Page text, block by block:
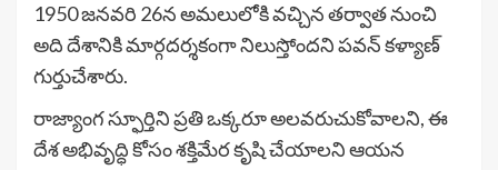
1950 జనవరి 26న అమలులోకి వచ్చిన తర్వాత నుంచి
అది దేశానికి మార్గదర్శకంగా నిలుస్తోందని పవన్ కళ్యాణ్
గుర్తుచేశారు.
రాజ్యాంగ స్ఫూర్తిని ప్రతి ఒక్కరూ అలవరుచుకోవాలని, ఈ
దేశ అభివృద్ధి కోసం శక్తిమేర కృషి చేయాలని ఆయన